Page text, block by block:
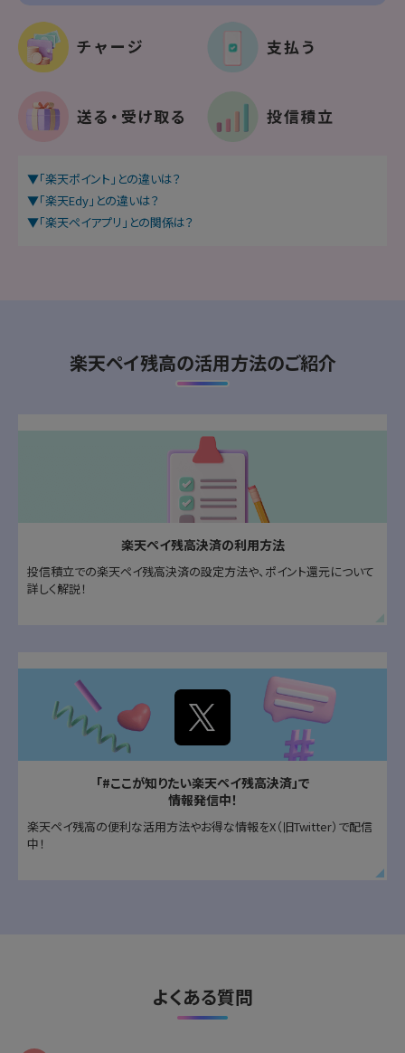
▼「楽天ポイント」との違いは？
▼「楽天Edy」との違いは？
▼「楽天ペイアプリ」との関係は？
楽天ペイ残高の活用方法のご紹介
楽天ペイ残高決済の利用方法
投信積立での楽天ペイ残高決済の設定方法や、ポイント還元について
詳しく解説！
「#ここが知りたい楽天ペイ残高決済」で
情報発信中！
楽天ペイ残高の便利な活用方法やお得な情報をX（旧Twitter）で配信
中！
よくある質問